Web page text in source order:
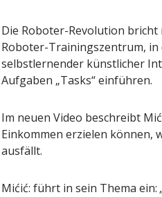
Die Roboter-Revolution bricht
Roboter-Trainingszentrum, in
selbstlernender künstlicher
Aufgaben „Tasks“ einführen.
Im neuen Video beschreibt
Einkommen erzielen können,
ausfällt.
Mićić: führt in sein Thema ein: